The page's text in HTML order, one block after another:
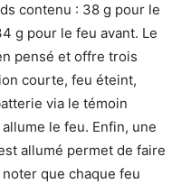
contenu : 38 g pour le
g pour le feu avant. Le
pensé et offre trois
courte, feu éteint,
via le témoin
le feu. Enfin, une
allumé permet de faire
que chaque feu